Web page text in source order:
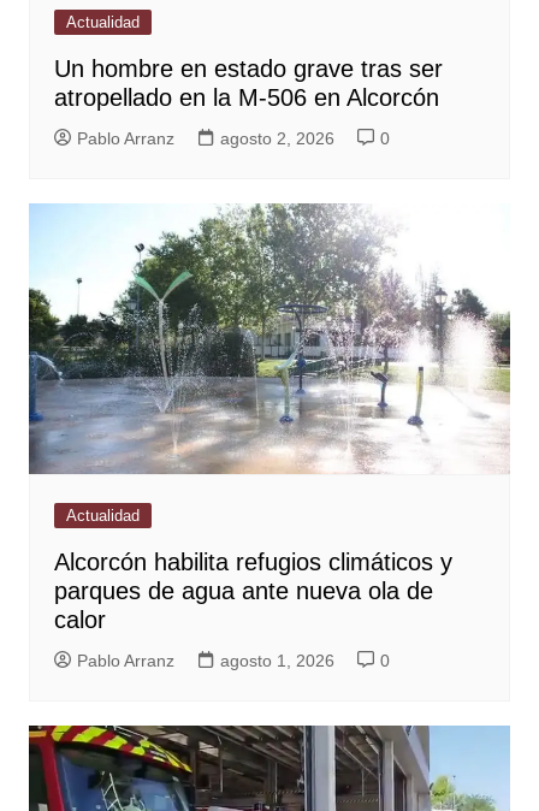
Actualidad
Un hombre en estado grave tras ser
atropellado en la M-506 en Alcorcón
Pablo Arranz agosto 2, 2026 0
Actualidad
Alcorcón habilita refugios climáticos y
parques de agua ante nueva ola de
calor
Pablo Arranz agosto 1, 2026 0